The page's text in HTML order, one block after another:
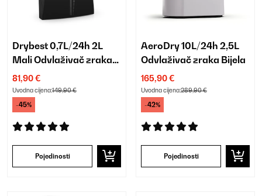
Drybest 0,7L/24h 2L
Mali Odvlaživač zraka
Crna
81,90 €
Uvodna cijena:149,90 €
-45%
Pojedinosti
AeroDry 10L/24h 2,5L
Odvlaživač zraka Bijela
165,90 €
Uvodna cijena:289,90 €
-42%
Pojedinosti